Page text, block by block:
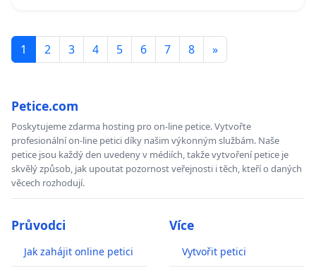
1 2 3 4 5 6 7 8 »
Petice.com
Poskytujeme zdarma hosting pro on-line petice. Vytvořte
profesionální on-line petici díky našim výkonným službám. Naše
petice jsou každý den uvedeny v médiích, takže vytvoření petice je
skvělý způsob, jak upoutat pozornost veřejnosti i těch, kteří o daných
věcech rozhodují.
Průvodci
Jak zahájit online petici
Více
Vytvořit petici